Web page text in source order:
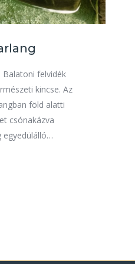
Balatoni felvidék
kincse. Az
föld alatti
csónakázva
egyedülálló…